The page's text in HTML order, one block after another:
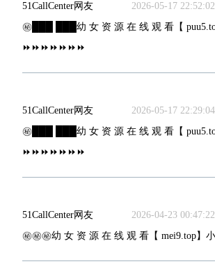
51CallCenter网友
2026-05-17 22:52:02
㊙️███ ███幼 女 资 源 在 线 观 看【
⏩⏩⏩⏩⏩⏩⏩
51CallCenter网友
2026-05-17 22:29:04
㊙️███ ███幼 女 资 源 在 线 观 看【
⏩⏩⏩⏩⏩⏩⏩
51CallCenter网友
2026-04-23 00:47:22
㊙️㊙️㊙️幼 女 资 源 在 线 观 看【 mei9.top】